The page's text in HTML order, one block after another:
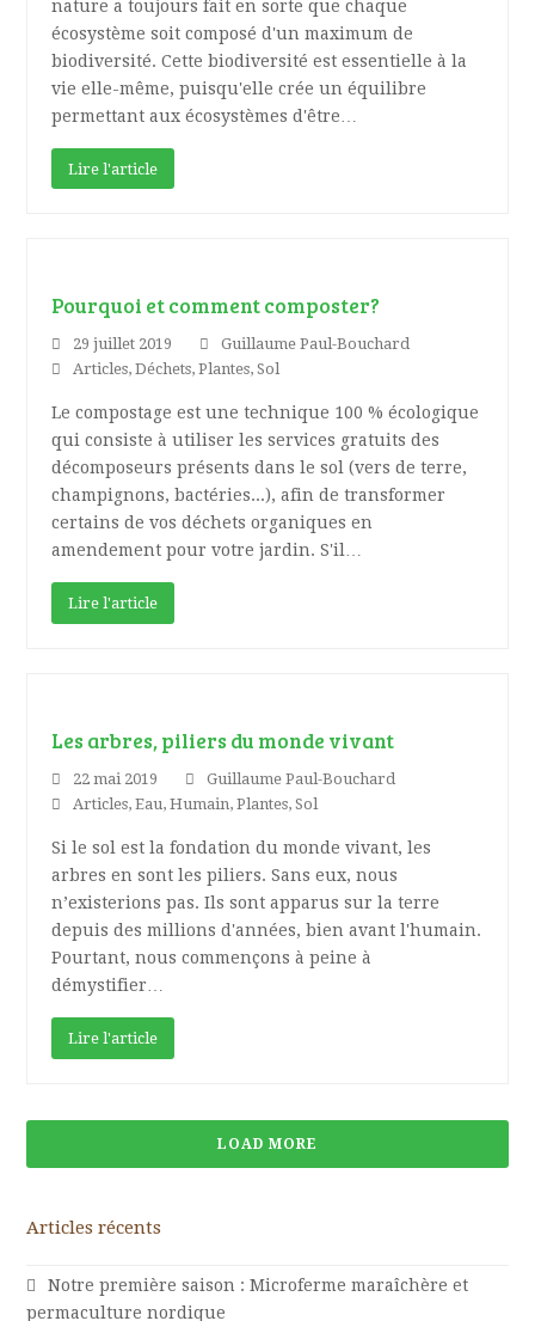
nature a toujours fait en sorte que chaque
écosystème soit composé d'un maximum de
biodiversité. Cette biodiversité est essentielle à la
vie elle-même, puisqu'elle crée un équilibre
permettant aux écosystèmes d'être…
Lire l'article
Pourquoi et comment composter?
29 juillet 2019
Guillaume Paul-Bouchard
Articles,Déchets,Plantes,Sol
Le compostage est une technique 100 % écologique
qui consiste à utiliser les services gratuits des
décomposeurs présents dans le sol (vers de terre,
champignons, bactéries...), afin de transformer
certains de vos déchets organiques en
amendement pour votre jardin. S'il…
Lire l'article
Les arbres, piliers du monde vivant
22 mai 2019
Guillaume Paul-Bouchard
Articles,Eau,Humain,Plantes,Sol
Si le sol est la fondation du monde vivant, les
arbres en sont les piliers. Sans eux, nous
n’existerions pas. Ils sont apparus sur la terre
depuis des millions d'années, bien avant l'humain.
Pourtant, nous commençons à peine à
démystifier…
Lire l'article
LOAD MORE
Articles récents
Notre première saison : Microferme maraîchère et
permaculture nordique